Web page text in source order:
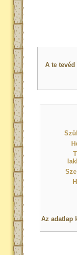
A te
Az adatlap